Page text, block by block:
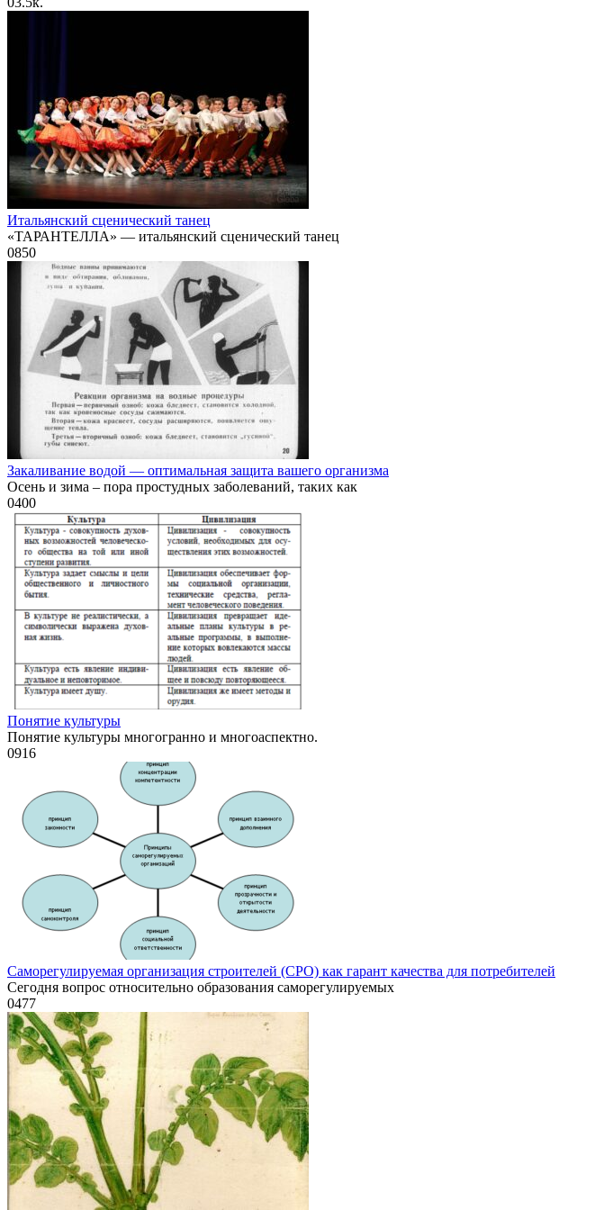
Итальянский сценический танец
«ТАРАНТЕЛЛА» — итальянский сценический танец
0850
Закаливание водой — оптимальная защита вашего организма
Осень и зима – пора простудных заболеваний, таких как
0400
Понятие культуры
Понятие культуры многогранно и многоаспектно.
0916
Саморегулируемая организация строителей (СРО) как гарант качества для потребителей
Сегодня вопрос относительно образования саморегулируемых
0477